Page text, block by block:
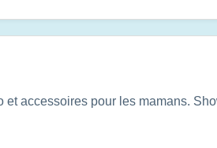
accessoires pour les mamans.